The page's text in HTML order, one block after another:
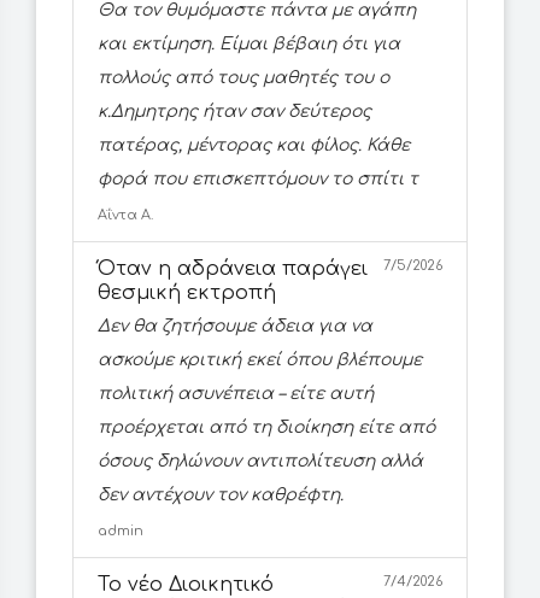
Θα τον θυμόμαστε πάντα με αγάπη
και εκτίμηση. Είμαι βέβαιη ότι για
πολλούς από τους μαθητές του ο
κ.Δημητρης ήταν σαν δεύτερος
πατέρας, μέντορας και φίλος. Κάθε
φορά που επισκεπτόμουν το σπίτι τ
Αΐντα Α.
Όταν η αδράνεια παράγει
θεσμική εκτροπή
7/5/2026
Δεν θα ζητήσουμε άδεια για να
ασκούμε κριτική εκεί όπου βλέπουμε
πολιτική ασυνέπεια – είτε αυτή
προέρχεται από τη διοίκηση είτε από
όσους δηλώνουν αντιπολίτευση αλλά
δεν αντέχουν τον καθρέφτη.
admin
Το νέο Διοικητικό
7/4/2026